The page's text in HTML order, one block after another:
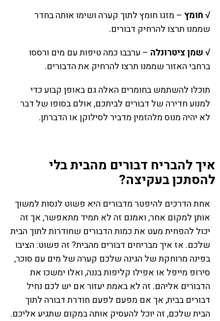
√ חומץ – מזגו חומץ לתוך קערה ושימו אותה בחדר
שממנו תרצו להרחיק דבורים.
√ שמן ציטרונלה – ערבבו כמה טיפות עם מים ורססו
ברחבי האזור שממנו תרצו להרחיק את הדבורים.
תוכלו להשתמש בחומרים האלה גם באופן קבוע כדי
למנוע חדירה של דבורים לביתכם, אולם בסופו של דבר
לא יהיה מנוס מלהזמין מדביר לסילוקן או הדברתן.
איך להבריח דבורים מהבית בלי
להסתכן בעקיצה?
אחת הדרכים להיפטר מדבורים היא פשוט לנסות למשוך
אותן למקום אחר, ואמנם זה לא תמיד מתאפשר, אך זה
יכול להפחית מעט את כמות הדבורים שחודרות לתוך הבית
שלכם. אז איך מבריחים דבורים מהבית? זה פשוט: הציבו
בפינה מרוחקת של הגינה שלכם קערה של מים עם סוכר,
סירופ מייפל או אפילו קליפות בננה, ואלו ימשכו את
הדבורים אליהם. זה לא באמת יעזור אם יש לכם נחיל
דבורים בבית, אך אם מפעם לפעם חודרת דבורה לתוך
הבית שלכם, זה יוכל להעסיק אותה במקום שתגיע אליכם.